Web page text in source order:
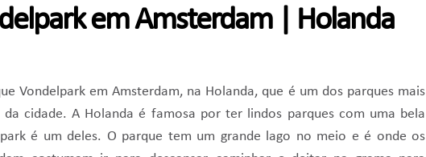
em Amsterdam | Holanda
Vondelpark em Amsterdam, na Holanda, que é um dos parques mais
da cidade. A Holanda é famosa por ter lindos parques com uma bela
é um deles. O parque tem um grande lago no meio e é onde os